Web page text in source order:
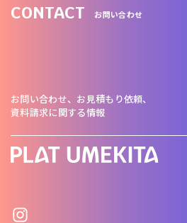
CONTACT お問い合わせ
お問い合わせ、お見積もり依頼、
資料請求に関する情報